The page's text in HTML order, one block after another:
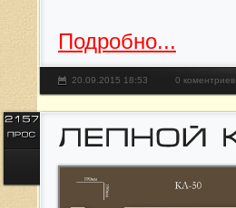
Подробно...
20.09.2015 18:53 0 коментриев